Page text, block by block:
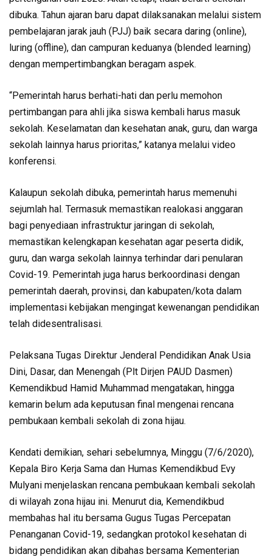
dibuka. Tahun ajaran baru dapat dilaksanakan melalui sistem
pembelajaran jarak jauh (PJJ) baik secara daring (online),
luring (offline), dan campuran keduanya (blended learning)
dengan mempertimbangkan beragam aspek.
“Pemerintah harus berhati-hati dan perlu memohon
pertimbangan para ahli jika siswa kembali harus masuk
sekolah. Keselamatan dan kesehatan anak, guru, dan warga
sekolah lainnya harus prioritas,” katanya melalui video
konferensi.
Kalaupun sekolah dibuka, pemerintah harus memenuhi
sejumlah hal. Termasuk memastikan realokasi anggaran
bagi penyediaan infrastruktur jaringan di sekolah,
memastikan kelengkapan kesehatan agar peserta didik,
guru, dan warga sekolah lainnya terhindar dari penularan
Covid-19. Pemerintah juga harus berkoordinasi dengan
pemerintah daerah, provinsi, dan kabupaten/kota dalam
implementasi kebijakan mengingat kewenangan pendidikan
telah didesentralisasi.
Pelaksana Tugas Direktur Jenderal Pendidikan Anak Usia
Dini, Dasar, dan Menengah (Plt Dirjen PAUD Dasmen)
Kemendikbud Hamid Muhammad mengatakan, hingga
kemarin belum ada keputusan final mengenai rencana
pembukaan kembali sekolah di zona hijau.
Kendati demikian, sehari sebelumnya, Minggu (7/6/2020),
Kepala Biro Kerja Sama dan Humas Kemendikbud Evy
Mulyani menjelaskan rencana pembukaan kembali sekolah
di wilayah zona hijau ini. Menurut dia, Kemendikbud
membahas hal itu bersama Gugus Tugas Percepatan
Penanganan Covid-19, sedangkan protokol kesehatan di
bidang pendidikan akan dibahas bersama Kementerian